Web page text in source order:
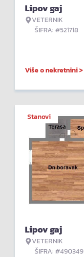
Lipov gaj
VETERNIK
ŠIFRA: #521718
Više o nekretnini >
Stanovi
Lipov gaj
VETERNIK
ŠIFRA: #490349